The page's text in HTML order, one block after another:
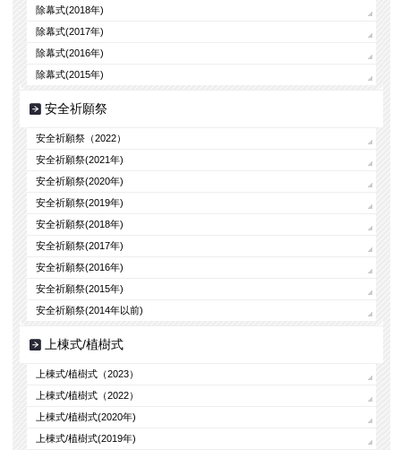
除幕式(2018年)
除幕式(2017年)
除幕式(2016年)
除幕式(2015年)
安全祈願祭
安全祈願祭（2022）
安全祈願祭(2021年)
安全祈願祭(2020年)
安全祈願祭(2019年)
安全祈願祭(2018年)
安全祈願祭(2017年)
安全祈願祭(2016年)
安全祈願祭(2015年)
安全祈願祭(2014年以前)
上棟式/植樹式
上棟式/植樹式（2023）
上棟式/植樹式（2022）
上棟式/植樹式(2020年)
上棟式/植樹式(2019年)